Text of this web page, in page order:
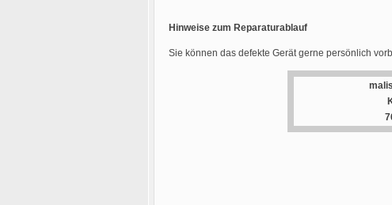
Hinweise zum Reparaturablauf
Sie können das defekte Gerät gerne persönlich